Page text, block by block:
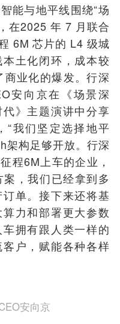
能与地平线围绕“场
在2025 年 7 月联合
6M 芯片的 L4 级城
土化闭环，成本较
业化的爆发。行深
安向京在《场景深
》主题演讲中分享
“我们坚定选择地平
架构足够开放。行深
程6M上车的企业，
，我们已经拿到多
单。接下来还将基
力和部署更大参数
拥有跟人类一样的
户，赋能各种各样
安向京